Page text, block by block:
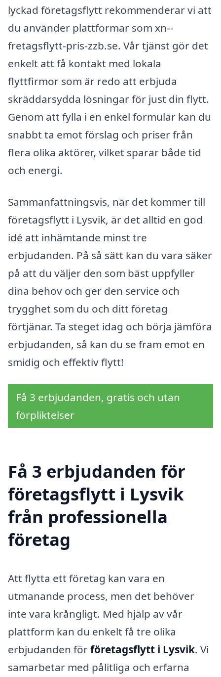
lyckad företagsflytt rekommenderar vi att
du använder plattformar som xn--
fretagsflytt-pris-zzb.se. Vår tjänst gör det
enkelt att få kontakt med lokala
flyttfirmor som är redo att erbjuda
skräddarsydda lösningar för just din flytt.
Genom att fylla i en enkel formulär kan du
snabbt ta emot förslag och priser från
flera olika aktörer, vilket sparar både tid
och energi.
Sammanfattningsvis, när det kommer till
företagsflytt i Lysvik, är det alltid en god
idé att inhämtande minst tre
erbjudanden. På så sätt kan du vara säker
på att du väljer den som bäst uppfyller
dina behov och ger den service och
trygghet som du och ditt företag
förtjänar. Ta steget idag och börja jämföra
erbjudanden, så kan du se fram emot en
smidig och effektiv flytt!
Få 3 erbjudanden, gratis och utan
förpliktelser
Få 3 erbjudanden för
företagsflytt i Lysvik
från professionella
företag
Att flytta ett företag kan vara en
utmanande process, men det behöver
inte vara krångligt. Med hjälp av vår
plattform kan du enkelt få tre olika
erbjudanden förföretagsflytt i Lysvik. Vi
samarbetar med pålitliga och erfarna